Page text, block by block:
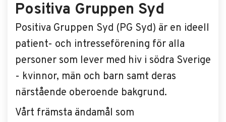
Positiva Gruppen Syd
Positiva Gruppen Syd (PG Syd) är en ideell
patient- och intresseförening för alla
personer som lever med hiv i södra Sverige
- kvinnor, män och barn samt deras
närstående oberoende bakgrund.
Vårt främsta ändamål som